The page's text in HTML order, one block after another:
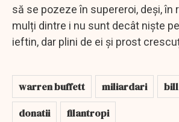
să se pozeze în supereroi, deși, în
mulți dintre i nu sunt decât niște
ieftin, dar plini de ei și prost
warren buffett miliardari
donatii
filantropi